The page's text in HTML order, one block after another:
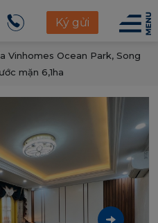
Ký gửi
Vinhomes Ocean Park, Song
mặn 6,1ha